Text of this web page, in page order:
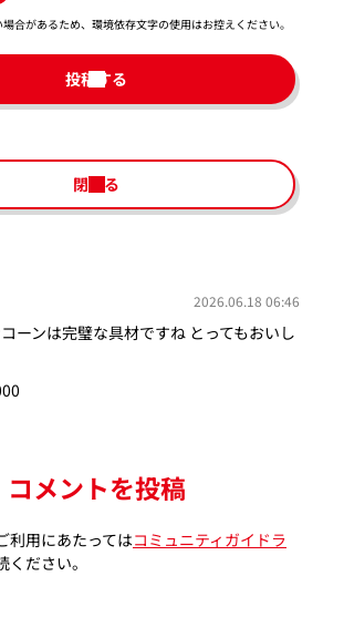
合があるため、環境依存文字の使用はお控えください。​
投稿する
閉じる
2026.06.18 06:46
ーンは完璧な具材ですね とってもおいし
コメントを投稿
利用にあたってはコミュニティガイドラ
ください。